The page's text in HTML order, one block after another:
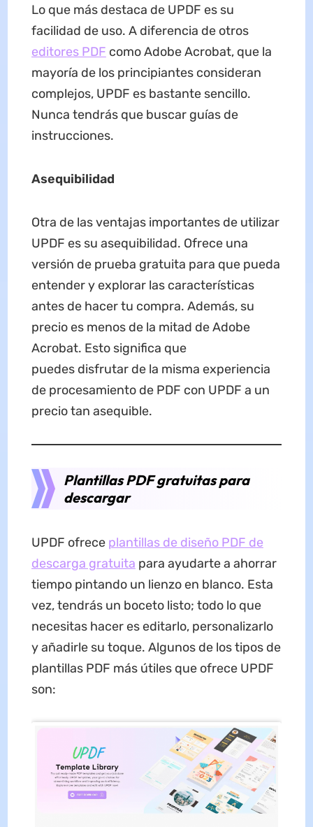
Lo que más destaca de UPDF es su
facilidad de uso. A diferencia de otros
editores PDF como Adobe Acrobat, que la
mayoría de los principiantes consideran
complejos, UPDF es bastante sencillo.
Nunca tendrás que buscar guías de
instrucciones.
Asequibilidad
Otra de las ventajas importantes de utilizar
UPDF es su asequibilidad. Ofrece una
versión de prueba gratuita para que pueda
entender y explorar las características
antes de hacer tu compra. Además, su
precio es menos de la mitad de Adobe
Acrobat. Esto significa que
puedes disfrutar de la misma experiencia
de procesamiento de PDF con UPDF a un
precio tan asequible.
Plantillas PDF gratuitas para
descargar
UPDF ofrece plantillas de diseño PDF de
descarga gratuita para ayudarte a ahorrar
tiempo pintando un lienzo en blanco. Esta
vez, tendrás un boceto listo; todo lo que
necesitas hacer es editarlo, personalizarlo
y añadirle su toque. Algunos de los tipos de
plantillas PDF más útiles que ofrece UPDF
son: